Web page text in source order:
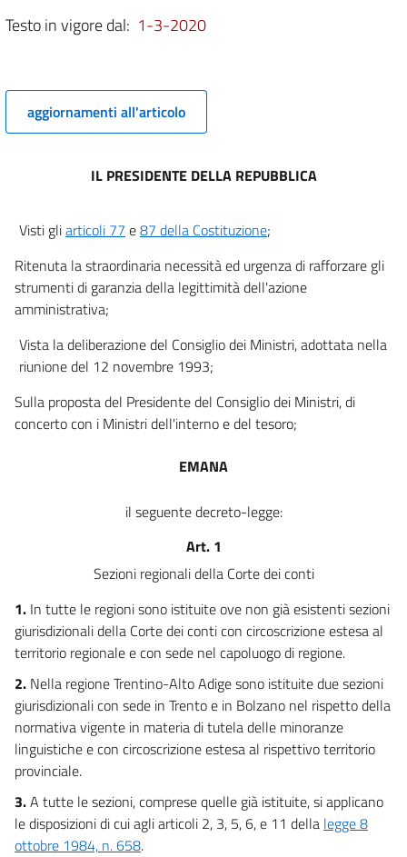
Testo in vigore dal: 1-3-2020
aggiornamenti all'articolo
IL PRESIDENTE DELLA REPUBBLICA
Visti gliarticoli 77 e87 della Costituzione;
Ritenuta la straordinaria necessità ed urgenza di rafforzare gli
strumenti di garanzia della legittimità dell'azione
amministrativa;
Vista la deliberazione del Consiglio dei Ministri, adottata nella
riunione del 12 novembre 1993;
Sulla proposta del Presidente del Consiglio dei Ministri, di
concerto con i Ministri dell'interno e del tesoro;
EMANA
il seguente decreto-legge:
Art. 1
Sezioni regionali della Corte dei conti
1. In tutte le regioni sono istituite ove non già esistenti sezioni
giurisdizionali della Corte dei conti con circoscrizione estesa al
territorio regionale e con sede nel capoluogo di regione.
2. Nella regione Trentino-Alto Adige sono istituite due sezioni
giurisdizionali con sede in Trento e in Bolzano nel rispetto della
normativa vigente in materia di tutela delle minoranze
linguistiche e con circoscrizione estesa al rispettivo territorio
provinciale.
3.A tutte le sezioni, comprese quelle già istituite, si applicano
le disposizioni di cui agli articoli 2, 3, 5, 6, e 11 della legge 8
ottobre 1984, n. 658.